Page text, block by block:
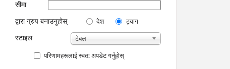
सीमा
द्वारा ग्रुप बनाउनुहोस्
देश ट्याग
स्टाइल टेबल
परिणामहरूलाई स्वत: अपडेट गर्नुहोस्